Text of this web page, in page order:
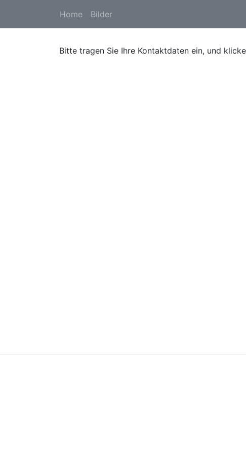
Home Bilder
Bitte tragen Sie Ihre Kontaktdaten ein, und